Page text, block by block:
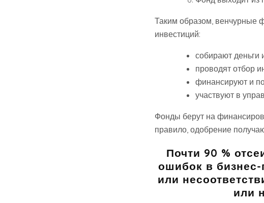
Таким образом, венчурные
инвестиций:
собирают деньги
проводят отбор
финансируют и
участвуют в
Фонды берут на
правило, одобрение
Почти 90 %
ошибок в бизнес-
или
или